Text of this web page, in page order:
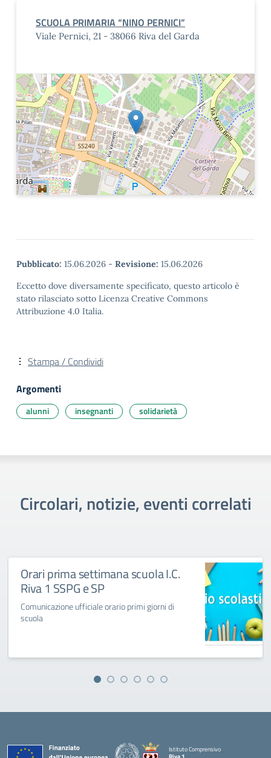
SCUOLA PRIMARIA “NINO PERNICI”
Viale Pernici, 21 - 38066 Riva del Garda
Pubblicato: 15.06.2026 - Revisione: 15.06.2026
Eccetto dove diversamente specificato, questo articolo è
stato rilasciato sotto Licenza Creative Commons
Attribuzione 4.0 Italia.
Stampa / Condividi
Argomenti
alunni insegnanti solidarietà
Circolari, notizie, eventi correlati
Orari prima settimana scuola I.C.
Riva 1 SSPG e SP
Comunicazione ufficiale orario primi giorni di
scuola
Istituto Comprensivo
Riva 1